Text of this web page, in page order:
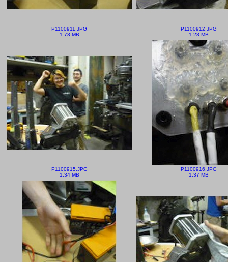
P1100911.JPG
1.73 MB
P1100912.JPG
1.28 MB
P1100915.JPG
1.34 MB
P1100916.JPG
1.37 MB